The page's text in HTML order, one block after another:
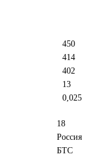
450
414
402
13
0,025
18
Россия
БТС